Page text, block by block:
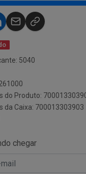
5040
do Produto:
da Caixa: 700013303903
chegar